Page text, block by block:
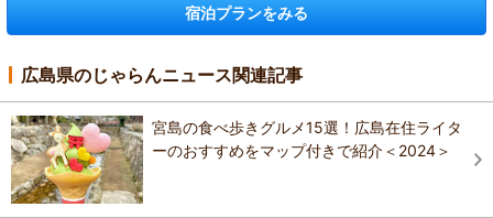
宿泊プランをみる
広島県のじゃらんニュース関連記事
宮島の食べ歩きグルメ15選！広島在住ライタ
ーのおすすめをマップ付きで紹介＜2024＞